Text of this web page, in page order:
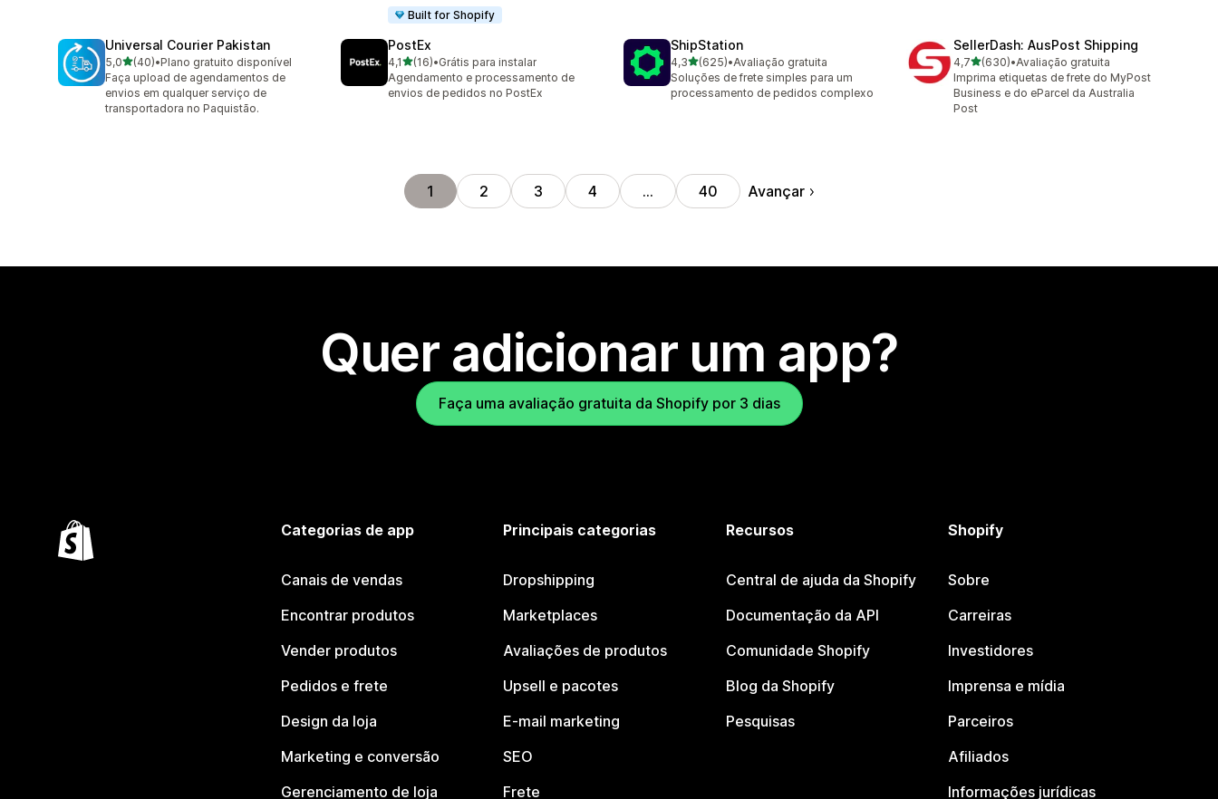
Built for Shopify
Universal Courier Pakistan
5,0de 5 estrelas
(40)
40 avaliações ao todo
•Plano gratuito disponível
Faça upload de agendamentos de
envios em qualquer serviço de
transportadora no Paquistão.
PostEx
4,1de 5 estrelas
(16)
16 avaliações ao todo
•Grátis para instalar
Agendamento e processamento de
envios de pedidos no PostEx
ShipStation
4,3de 5 estrelas
(625)
625 avaliações ao todo
•Avaliação gratuita
Soluções de frete simples para um
processamento de pedidos complexo
SellerDash: AusPost Shipping
4,7de 5 estrelas
(630)
630 avaliações ao todo
•Avaliação gratuita
Imprima etiquetas de frete do MyPost
Business e do eParcel da Australia
Post
1 2 3 4 … 40 Avançar
Quer adicionar um app?
Faça uma avaliação gratuita da Shopify por 3 dias
Categorias de app
Canais de vendas
Encontrar produtos
Vender produtos
Pedidos e frete
Design da loja
Marketing e conversão
Gerenciamento de loja
Principais categorias
Dropshipping
Marketplaces
Avaliações de produtos
Upsell e pacotes
E-mail marketing
SEO
Frete
Recursos
Central de ajuda da Shopify
Documentação da API
Comunidade Shopify
Blog da Shopify
Pesquisas
Shopify
Sobre
Carreiras
Investidores
Imprensa e mídia
Parceiros
Afiliados
Informações jurídicas